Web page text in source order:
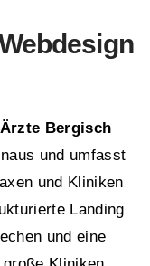
Bergisch
und umfasst
und Kliniken
Landing
und eine